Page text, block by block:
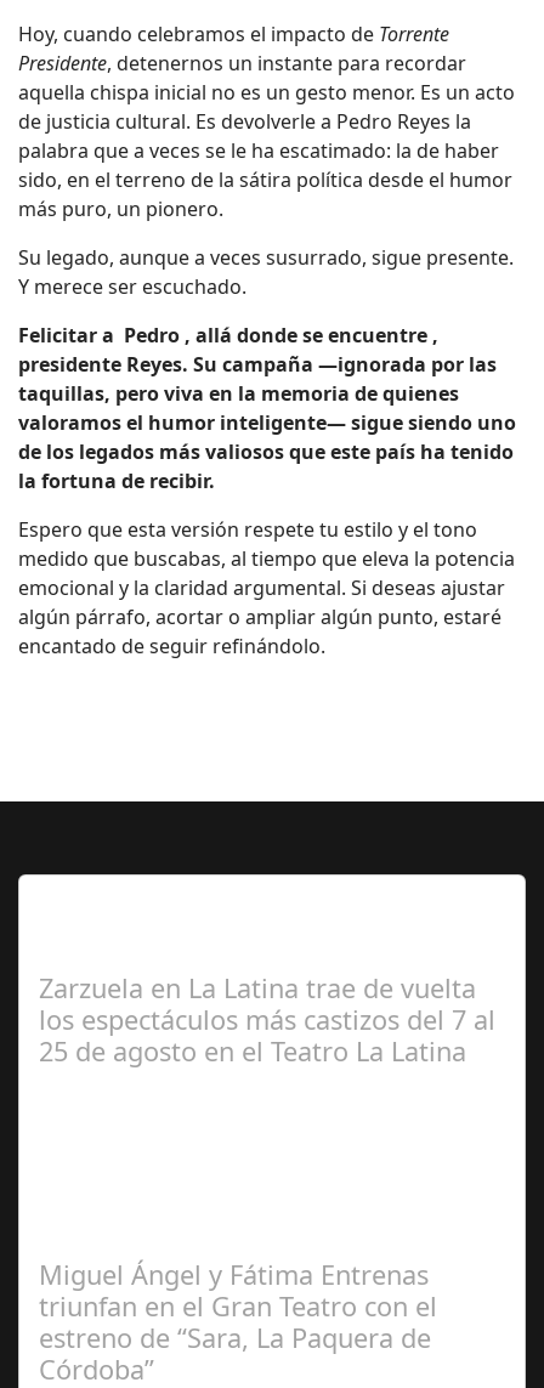
Hoy, cuando celebramos el impacto de Torrente
Presidente, detenernos un instante para recordar
aquella chispa inicial no es un gesto menor. Es un acto
de justicia cultural. Es devolverle a Pedro Reyes la
palabra que a veces se le ha escatimado: la de haber
sido, en el terreno de la sátira política desde el humor
más puro, un pionero.
Su legado, aunque a veces susurrado, sigue presente.
Y merece ser escuchado.
Felicitar a Pedro , allá donde se encuentre ,
presidente Reyes. Su campaña —ignorada por las
taquillas, pero viva en la memoria de quienes
valoramos el humor inteligente— sigue siendo uno
de los legados más valiosos que este país ha tenido
la fortuna de recibir.
Espero que esta versión respete tu estilo y el tono
medido que buscabas, al tiempo que eleva la potencia
emocional y la claridad argumental. Si deseas ajustar
algún párrafo, acortar o ampliar algún punto, estaré
encantado de seguir refinándolo.
Zarzuela en La Latina trae de vuelta
los espectáculos más castizos del 7 al
25 de agosto en el Teatro La Latina
Miguel Ángel y Fátima Entrenas
triunfan en el Gran Teatro con el
estreno de “Sara, La Paquera de
Córdoba”